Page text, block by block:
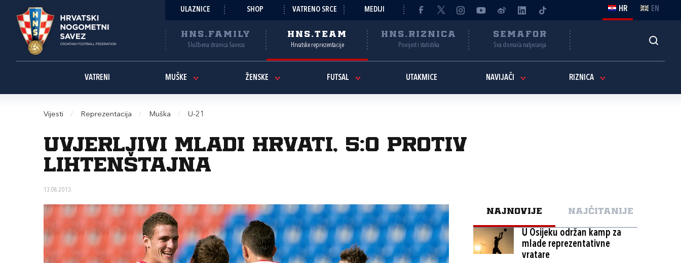
ULAZNICE SHOP VATRENO SRCE MEDIJI HR EN
HNS.FAMILY
Službena stranica Saveza
HNS.TEAM
Hrvatske reprezentacije
HNS.RIZNICA
Povijest i statistika
SEMAFOR
Sva domaća natjecanja
VATRENI MUŠKE ŽENSKE FUTSAL UTAKMICE NAVIJAČI RIZNICA
Vijesti / Reprezentacija / Muška / U-21
Uvjerljivi mladi Hrvati, 5:0 protiv
Lihtenštajna
13.08.2013.
NAJNOVIJE NAJČITANIJE
U Osijeku održan kamp za
mlade reprezentativne
vratare